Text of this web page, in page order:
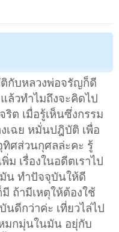
กับหลวงพ่อจรัญก็ดี
ล้วทำไมถึงจะคิดไป
ต เมื่อรู้เห็นซึ่งกรรม
เฉย หมั่นปฎิบัติ เพื่อ
ทิศส่วนกุศลล่ะคะ รู้
ม เรื่องในอดีตเราไป
น ทำปัจจุบันให้ดี
ถ้ามีเหตุให้ต้องใช้
ดีกว่าค่ะ เที่ยวไล่ไป
มกมุ่นในมัน อยุ่กับ